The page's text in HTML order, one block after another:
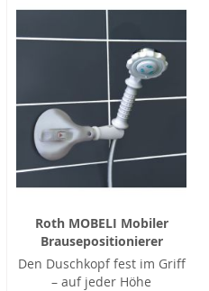
Roth MOBELI Mobiler
Brausepositionierer
Den Duschkopf fest im Griff
– auf jeder Höhe